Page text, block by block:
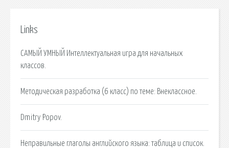
Links
САМЫЙ УМНЫЙ Интеллектуальная игра для начальных
классов.
Методическая разработка (6 класс) по теме: Внеклассное.
Dmitry Popov.
Неправильные глаголы английского языка: таблица и список.